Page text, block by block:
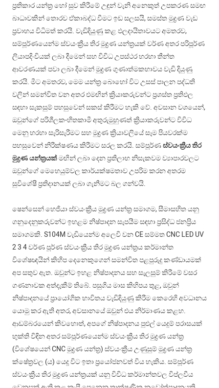
ප්‍රතිකාර යන්ත්‍ර හෝ සුව කිරීමේ උඳුන් වැනි අනෙකුත් උපකරණ සමඟ
බාධාවකින් තොරව ඒකාබද්ධ වීමට ඉඩ සලසයි, සමස්ත මුද්‍රණ වැඩ
ප්‍රවාහය විධිමත් කරයි. වැඩිදියුණු කළ ඵලදායිතාවයට අමතරව,
සම්පූර්ණයෙන්ම ස්වයංක්‍රීය තිර මුද්‍රණ යන්ත්‍රයක් වර්ණ අතර පරිපූර්ණ
ලියාපදිංචියක් ලබා දීමෙන් සහ විවිධ උපස්ථර හරහා තීන්ත
ආවරණයක් පවා ලබා දීමෙන් මුද්‍රණ ගුණාත්මකභාවය වැඩි දියුණු
කරයි. මීට අමතරව, මෙම යන්ත්‍ර බොහෝ විට උසස් පාලන පද්ධති
වලින් සමන්විත වන අතර එමඟින් ක්‍රියාකරුවන්ට ප්‍රශස්ත ප්‍රතිඵල
සඳහා සැකසුම් පහසුවෙන් සකස් කිරීමට හැකි වේ. අවසාන වශයෙන්,
ඔවුන්ගේ පරිශීලක-හිතකාමී අතුරුමුහුණත් ක්‍රියාකරුවන්ට විවිධ
මෙනු හරහා සැරිසැරීමට සහ මුද්‍රණ ක්‍රියාවලියේ සෑම පියවරක්ම
පහසුවෙන් නිරීක්ෂණය කිරීමට සරල කරයි. සම්පූර්ණස්වයංක්‍රීය තිර
මුද්‍රණ යන්ත්‍රයක්මඟින් ලබා දෙන ප්‍රතිලාභ නිසැකවම ව්‍යාපාරවලට
ඔවුන්ගේ මෙහෙයුම්වල කාර්යක්ෂමතාව උපරිම කරන අතරම
සුවිශේෂී ප්‍රතිදානයක් ලබා ගැනීමට බල ගන්වයි.
ෂෙන්සෙන් හෙජියා ස්වයංක්‍රීය මුද්‍රණ යන්ත්‍ර සමාගම, සීමාසහිත යනු
ගනුදෙනුකරුවන්ට ඉහළම නිෂ්පාදන සැපයීම සඳහා ප්‍රසිද්ධ ජනප්‍රිය
සමාගමකි. S104M වැඩියෙන්ම අලෙවි වන CE සම්මත CNC LED UV
2 3 4 වර්ණ පූර්ණ ස්වයංක්‍රීය තිර මුද්‍රණ යන්ත්‍රය කර්මාන්ත
විශේෂඥයින් කිහිප දෙනෙකුගෙන් සමන්විත පළපුරුදු කණ්ඩායමක්
අප සතුව ඇත. ඔවුන්ට ඉහළ නිෂ්පාදනය සහ සැලසුම් කිරීමේ වසර
ගණනාවක අත්දැකීම් තිබේ. පසුගිය මාස කිහිපය තුළ, ඔවුන්
නිෂ්පාදනයේ ප්‍රායෝගික භාවිතය වැඩිදියුණු කිරීම කෙරෙහි අවධානය
යොමු කර ඇති අතර, අවසානයේ ඔවුන් එය නිර්මාණය කළහ.
ආඩම්බරයෙන් කිවහොත්, අපගේ නිෂ්පාදනය පුළුල් යෙදුම් පරාසයක්
භුක්ති විඳින අතර සම්පූර්ණයෙන්ම ස්වයංක්‍රීය තිර මුද්‍රණ යන්ත්‍ර
(විශේෂයෙන් CNC මුද්‍රණ යන්ත්‍ර) ස්වයංක්‍රීය උණුසුම් මුද්‍රණ යන්ත්‍ර
ක්ෂේත්‍රවල (ය) යෙදූ විට ඉතා ප්‍රයෝජනවත් විය හැකිය. සම්පූර්ණ
ස්වයංක්‍රීය තිර මුද්‍රණ යන්ත්‍රයක් යනු විවිධ කර්මාන්තවල විප්ලවීය